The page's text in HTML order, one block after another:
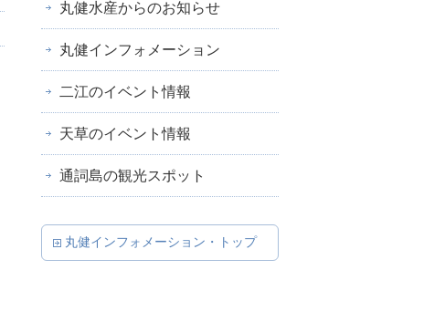
丸健水産からのお知らせ
丸健インフォメーション
二江のイベント情報
天草のイベント情報
通詞島の観光スポット
丸健インフォメーション・トップ